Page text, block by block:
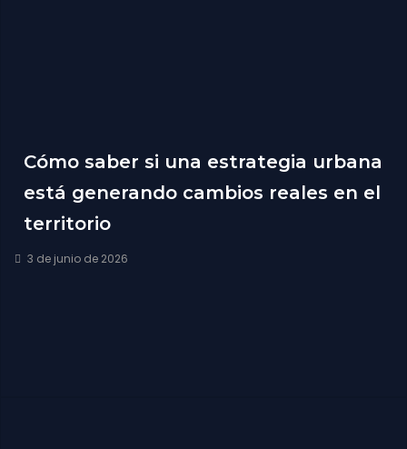
Cómo saber si una estrategia urbana
está generando cambios reales en el
territorio
3 de junio de 2026